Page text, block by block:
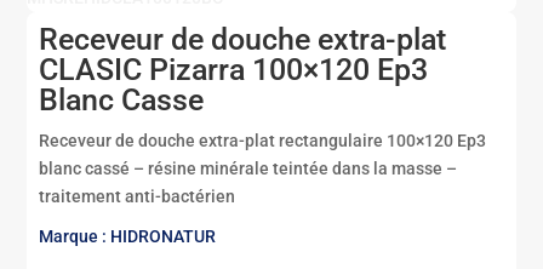
Receveur de douche extra-plat
CLASIC Pizarra 100×120 Ep3
Blanc Casse
Receveur de douche extra-plat rectangulaire 100×120 Ep3
blanc cassé – résine minérale teintée dans la masse –
traitement anti-bactérien
Marque : HIDRONATUR